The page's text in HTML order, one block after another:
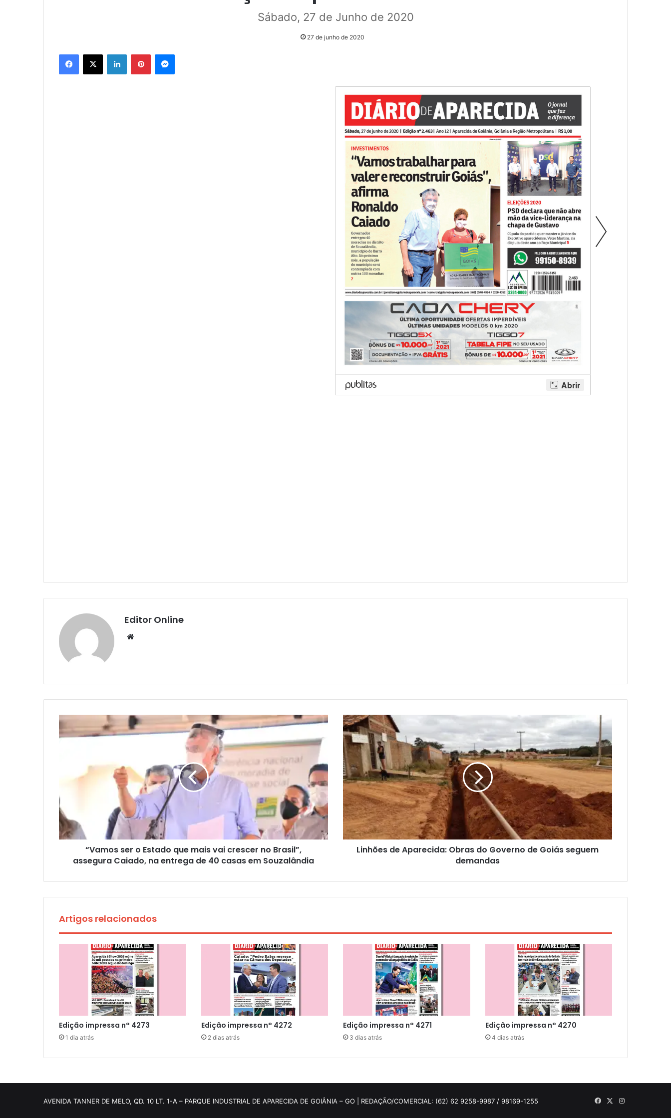
Sábado, 27 de Junho de 2020
27 de junho de 2020
Facebook
X LinkedinPinterestMessenger
Editor Online
“Vamos ser o Estado que mais vai crescer no Brasil”,
assegura Caiado, na entrega de 40 casas em Souzalândia
Linhões de Aparecida: Obras do Governo de Goiás seguem
demandas
Artigos relacionados
Edição impressa n° 4273
1 dia atrás
Edição impressa n° 4272
2 dias atrás
Edição impressa n° 4271
3 dias atrás
Edição impressa n° 4270
4 dias atrás
AVENIDA TANNER DE MELO, QD. 10 LT. 1-A – PARQUE INDUSTRIAL DE APARECIDA DE GOIÂNIA – GO | REDAÇÃO/COMERCIAL: (62) 62 9258-9987 / 98169-1255 Facebook
X Instagram